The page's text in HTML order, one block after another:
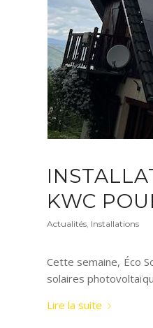
KWC
Actualités, Installations
Cette semaine, Éco
solaires
Lire la suite